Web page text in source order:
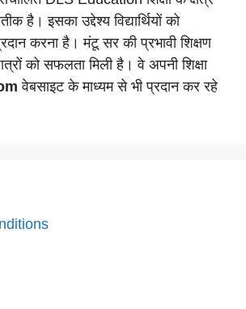
है। इसका उद्देश्य विद्यार्थियों को
प्रदान करना है। मंटू सर की प्रभावी शिक्षण
को सफलता मिली है। वे अपनी शिक्षा
वेबसाइट के माध्यम से भी प्रदान कर रहे